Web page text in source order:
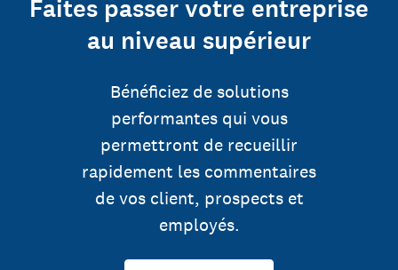
Faites passer votre entreprise
au niveau supérieur
Bénéficiez de solutions
performantes qui vous
permettront de recueillir
rapidement les commentaires
de vos client, prospects et
employés.